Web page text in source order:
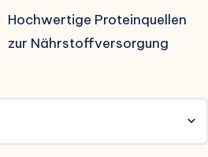
Hochwertige Proteinquellen
zur Nährstoffversorgung